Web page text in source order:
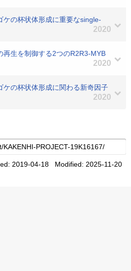
ケの杯状体形成に重要なsingle-
2020
再生を制御する2つのR2R3-MYB
2020
ケの杯状体形成に関わる新奇因子
2020
2019-04-18 Modified: 2025-11-20